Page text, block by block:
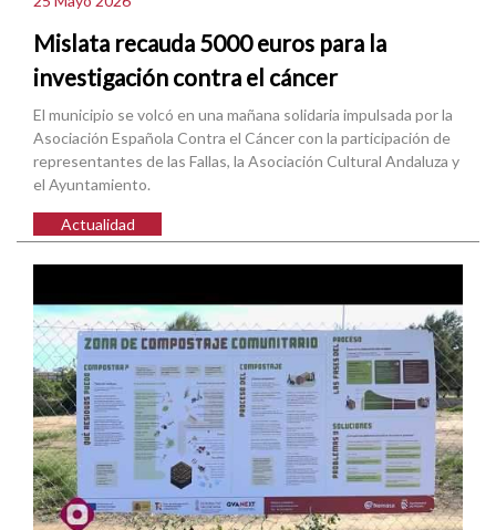
Mislata recauda 5000 euros para la
investigación contra el cáncer
El municipio se volcó en una mañana solidaria impulsada por la
Asociación Española Contra el Cáncer con la participación de
representantes de las Fallas, la Asociación Cultural Andaluza y
el Ayuntamiento.
Actualidad